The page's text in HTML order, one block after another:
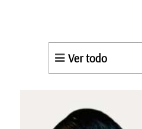
Ver todo